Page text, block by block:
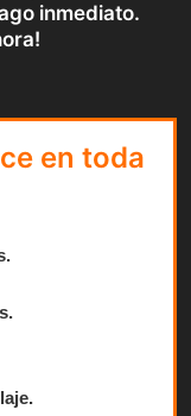
inmediato.
en toda